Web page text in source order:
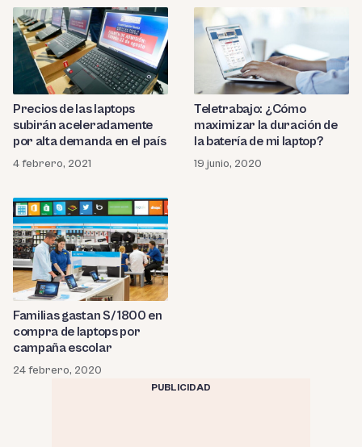
Precios de las laptops
subirán aceleradamente
por alta demanda en el país
4 febrero, 2021
Teletrabajo: ¿Cómo
maximizar la duración de
la batería de mi laptop?
19 junio, 2020
Familias gastan S/ 1800 en
compra de laptops por
campaña escolar
24 febrero, 2020
PUBLICIDAD